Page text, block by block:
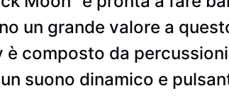
un grande valore a
è composto da
suono dinamico e